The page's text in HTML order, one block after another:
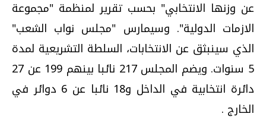
عن وزنها الانتخابي" بحسب تقرير لمنظمة "مجموعة
الازمات الدولية". وسيمارس "مجلس نواب الشعب"
الذي سينبثق عن الانتخابات، السلطة التشريعية لمدة
5 سنوات. ويضم المجلس 217 نائبا بينهم 199 عن 27
دائرة انتخابية في الداخل و18 نائبا عن 6 دوائر في
الخارج .